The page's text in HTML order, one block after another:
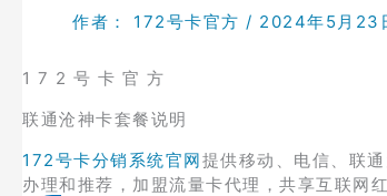
作者： 172号卡官方 / 2024年5月23
1 7 2 号 卡 官 方
联通沧神卡套餐说明
172号卡分销系统官网提供移动、电信、联
办理和推荐，加盟流量卡代理，共享互联网红